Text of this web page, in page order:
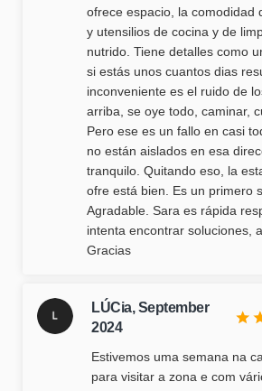
ofrece espacio, la comodidad
y utensilios de cocina y de
nutrido. Tiene detalles como
si estás unos cuantos dias
inconveniente es el ruido de
arriba, se oye todo, caminar,
Pero ese es un fallo en casi
no están aislados en esa
tranquilo. Quitando eso, la
ofre está bien. Es un primero
Agradable. Sara es rápida
intenta encontrar soluciones,
Gracias
LÚCia,September
2024
Estivemos uma semana na
para visitar a zona e com